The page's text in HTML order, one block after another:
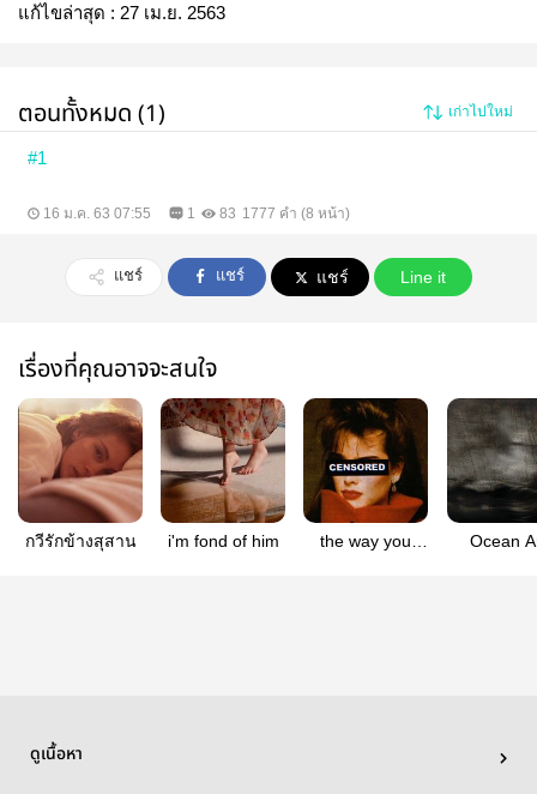
แก้ไขล่าสุด : 27 เม.ย. 2563
ตอนทั้งหมด (1) เก่าไปใหม่
#1
16 ม.ค. 63 07:55 1 83 1777 คำ (8 หน้า)
แชร์ แชร์ แชร์ Line it
เรื่องที่คุณอาจจะสนใจ
กวีรักข้างสุสาน i'm fond of him
the way you
Ocean
ดูเนื้อหา